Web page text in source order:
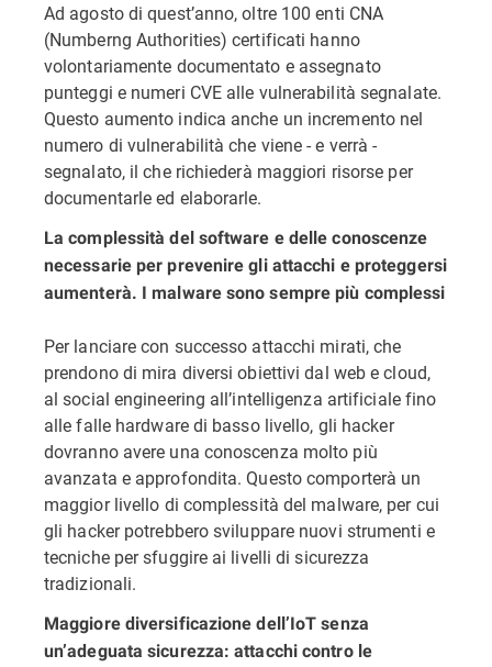
Ad agosto di quest’anno, oltre 100 enti CNA
(Numberng Authorities) certificati hanno
volontariamente documentato e assegnato
punteggi e numeri CVE alle vulnerabilità segnalate.
Questo aumento indica anche un incremento nel
numero di vulnerabilità che viene - e verrà -
segnalato, il che richiederà maggiori risorse per
documentarle ed elaborarle.
La complessità del software e delle conoscenze
necessarie per prevenire gli attacchi e proteggersi
aumenterà. I malware sono sempre più complessi
Per lanciare con successo attacchi mirati, che
prendono di mira diversi obiettivi dal web e cloud,
al social engineering all’intelligenza artificiale fino
alle falle hardware di basso livello, gli hacker
dovranno avere una conoscenza molto più
avanzata e approfondita. Questo comporterà un
maggior livello di complessità del malware, per cui
gli hacker potrebbero sviluppare nuovi strumenti e
tecniche per sfuggire ai livelli di sicurezza
tradizionali.
Maggiore diversificazione dell’IoT senza
un’adeguata sicurezza: attacchi contro le